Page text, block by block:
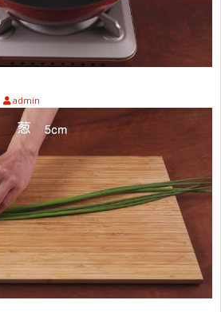
admin